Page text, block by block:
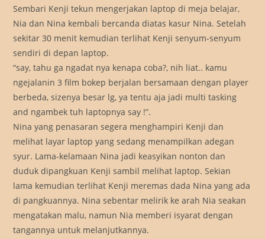
Sembari Kenji tekun mengerjakan laptop di meja belajar,
Nia dan Nina kembali bercanda diatas kasur Nina. Setelah
sekitar 30 menit kemudian terlihat Kenji senyum-senyum
sendiri di depan laptop.
“say, tahu ga ngadat nya kenapa coba?, nih liat.. kamu
ngejalanin 3 film bokep berjalan bersamaan dengan player
berbeda, sizenya besar lg, ya tentu aja jadi multi tasking
and ngambek tuh laptopnya say !”.
Nina yang penasaran segera menghampiri Kenji dan
melihat layar laptop yang sedang menampilkan adegan
syur. Lama-kelamaan Nina jadi keasyikan nonton dan
duduk dipangkuan Kenji sambil melihat laptop. Sekian
lama kemudian terlihat Kenji meremas dada Nina yang ada
di pangkuannya. Nina sebentar melirik ke arah Nia seakan
mengatakan malu, namun Nia memberi isyarat dengan
tangannya untuk melanjutkannya.